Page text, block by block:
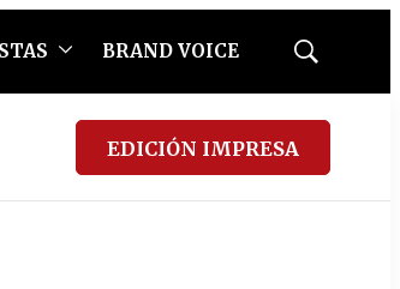
BRAND VOICE
Mostrar
EDICIÓN IMPRESA